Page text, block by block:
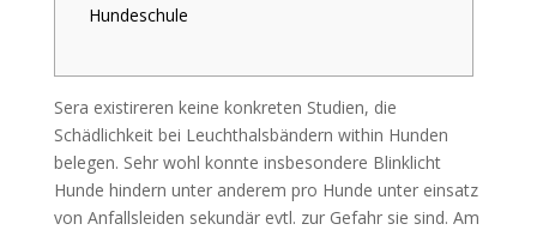
Hundeschule
Sera existireren keine konkreten Studien, die
Schädlichkeit bei Leuchthalsbändern within Hunden
belegen. Sehr wohl konnte insbesondere Blinklicht
Hunde hindern unter anderem pro Hunde unter einsatz
von Anfallsleiden sekundär evtl. zur Gefahr sie sind. Am